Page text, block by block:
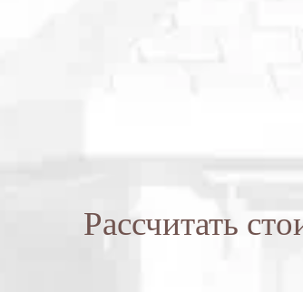
Рассчитать